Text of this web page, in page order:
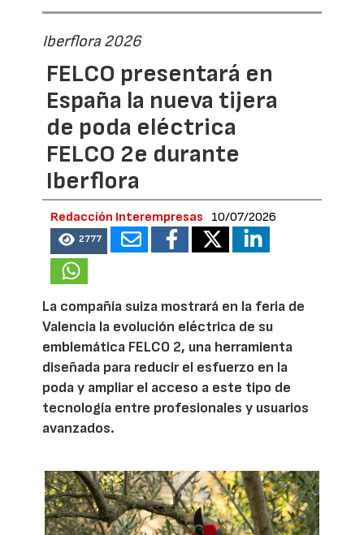
Iberflora 2026
FELCO presentará en
España la nueva tijera
de poda eléctrica
FELCO 2e durante
Iberflora
Redacción Interempresas 10/07/2026
2777
La compañía suiza mostrará en la feria de
Valencia la evolución eléctrica de su
emblemática FELCO 2, una herramienta
diseñada para reducir el esfuerzo en la
poda y ampliar el acceso a este tipo de
tecnología entre profesionales y usuarios
avanzados.